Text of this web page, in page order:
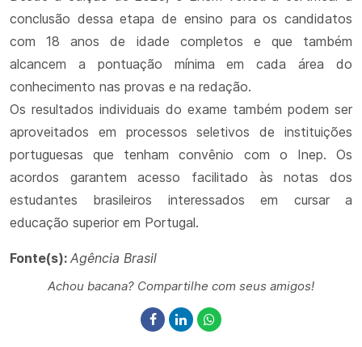
conclusão dessa etapa de ensino para os candidatos
com 18 anos de idade completos e que também
alcancem a pontuação mínima em cada área do
conhecimento nas provas e na redação.
Os resultados individuais do exame também podem ser
aproveitados em processos seletivos de instituições
portuguesas que tenham convênio com o Inep. Os
acordos garantem acesso facilitado às notas dos
estudantes brasileiros interessados em cursar a
educação superior em Portugal.
Fonte(s): Agência Brasil
Achou bacana? Compartilhe com seus amigos!